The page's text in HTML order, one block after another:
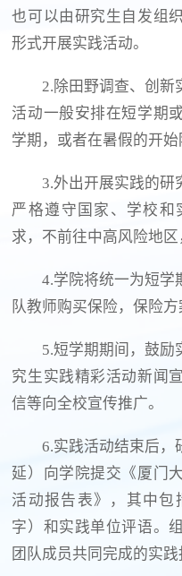
也可以由研究生自发组
形式开展实践活动。
2.除田野调查、创新
活动一般安排在短学期
学期，或者在暑假的开始
3.外出开展实践的研
严格遵守国家、学校和
求，不前往中高风险地区
4.学院将统一为短学
队教师购买保险，保险方
5.短学期期间，鼓励
究生实践精彩活动新闻
信等向全校宣传推广。
6.实践活动结束后，
延）向学院提交《厦门
活动报告表》，其中包
字）和实践单位评语。
团队成员共同完成的实践